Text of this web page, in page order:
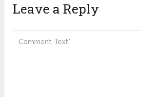
Leave a Reply